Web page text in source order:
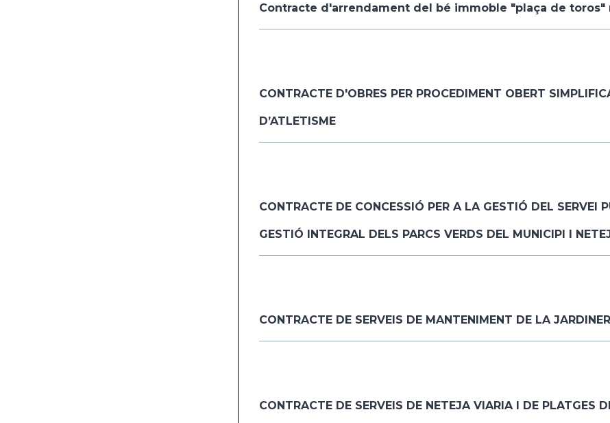
Contracte d'arrendament del bé immoble "plaça de
CONTRACTE D'OBRES PER PROCEDIMENT OBERT
D’ATLETISME
CONTRACTE DE CONCESSIÓ PER A LA GESTIÓ DEL SERVEI
GESTIÓ INTEGRAL DELS PARCS VERDS DEL MUNICIPI I
CONTRACTE DE SERVEIS DE MANTENIMENT DE LA
CONTRACTE DE SERVEIS DE NETEJA VIARIA I DE PLATGES